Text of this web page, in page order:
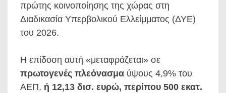
πρώτης κοινοποίησης της χώρας στη
Διαδικασία Υπερβολικού Ελλείμματος (ΔΥΕ)
του 2026.
Η επίδοση αυτή «μεταφράζεται» σε
πρωτογενές πλεόνασμα ύψους 4,9% του
ΑΕΠ, ή 12,13 δισ. ευρώ, περίπου 500 εκατ.